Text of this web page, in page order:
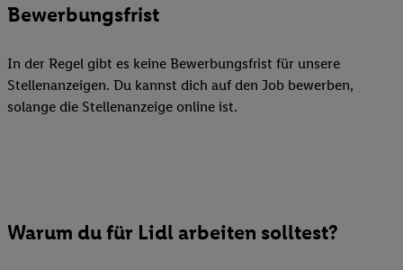
Bewerbungsfrist
In der Regel gibt es keine Bewerbungsfrist für unsere
Stellenanzeigen. Du kannst dich auf den Job bewerben,
solange die Stellenanzeige online ist.
Warum du für Lidl arbeiten solltest?